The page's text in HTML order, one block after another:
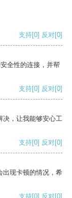
支持[0] 反对[0]
全性的连接，并帮
支持[0] 反对[0]
决，让我能够安心工
支持[0] 反对[0]
出现卡顿的情况，希
支持[0] 反对[0]